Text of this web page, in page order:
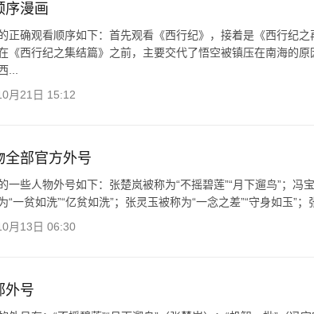
序漫画
正确观看顺序如下：首先观看《西行纪》，接着是《西行纪
《西行纪之集结篇》之前，主要交代了悟空被镇压在南海的
...
月21日 15:12
全部官方外号
一些人物外号如下：张楚岚被称为“不摇碧莲”“月下遛鸟”；冯
“一贫如洗”“亿贫如洗”；张灵玉被称为“一念之差”“守身如玉”；
月13日 06:30
外号